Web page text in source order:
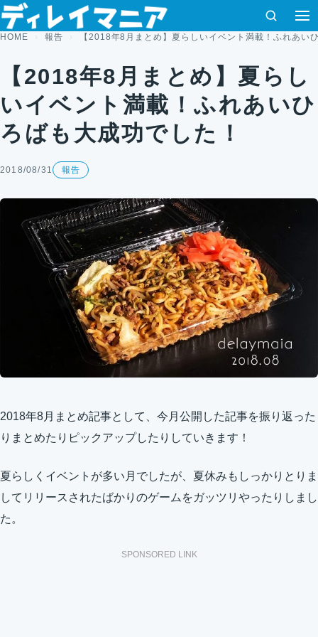
コンテンツへスキップ
検索
HOME 報告 【2018年8月まとめ】夏らしいイベント満載！ふれあい
【2018年8月まとめ】夏らし
いイベント満載！ふれあいひ
ろばも大成功でした！
2018/08/31 報告
2018年8月まとめ記事として、今月公開した記事を振り返った
りまとめたりピックアップしたりしていきます！
夏らしくイベントが多い月でしたが、夏休みもしっかりとりま
してリリースされたばかりのゲームをガッツリやったりしまし
た。
SPONSORED LINK